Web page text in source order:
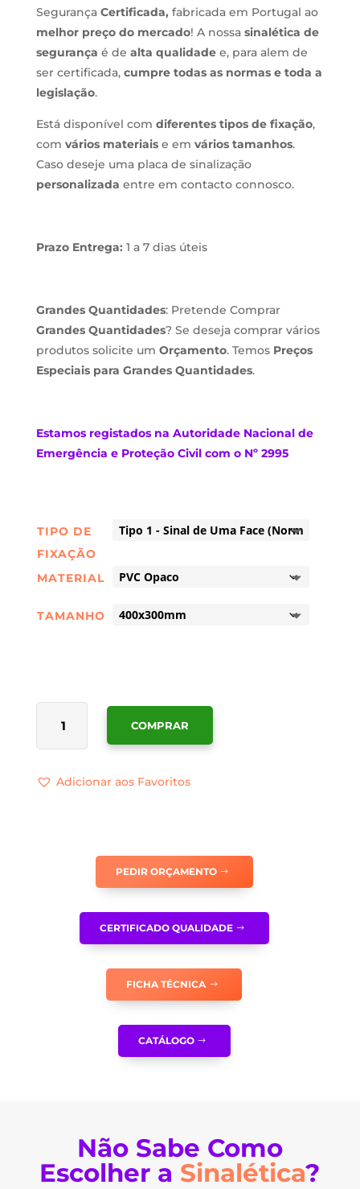
Segurança Certificada, fabricada em Portugal ao
melhor preço do mercado! A nossa sinalética de
segurança é de alta qualidadee, para alem de
ser certificada, cumpre todas as normas e toda a
legislação.
Está disponível com diferentes tipos de fixação,
com vários materiaise em vários tamanhos.
Caso deseje uma placa de sinalização
personalizada entre em contacto connosco.
Prazo Entrega: 1 a 7 dias úteis
Grandes Quantidades: Pretende Comprar
Grandes Quantidades? Se deseja comprar vários
produtos solicite um Orçamento. Temos Preços
Especiais para Grandes Quantidades.
Estamosregistados na Autoridade Nacional de
Emergência e Proteção Civil com o Nº 2995
TIPO DE
FIXAÇÃO
MATERIAL
TAMANHO
QUANTIDADE
SINALÉTICA
EMPILHADORES
PASSAGEM
ESTRANHAS
COMPRAR
Adicionar aos Favoritos
PEDIR ORÇAMENTO
CERTIFICADO QUALIDADE
FICHA TÉCNICA
CATÁLOGO
Não Sabe Como
Escolher a Sinalética?